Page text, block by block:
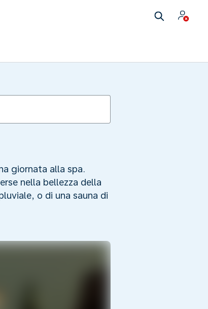
giornata alla spa.
nella bellezza della
o di una sauna di